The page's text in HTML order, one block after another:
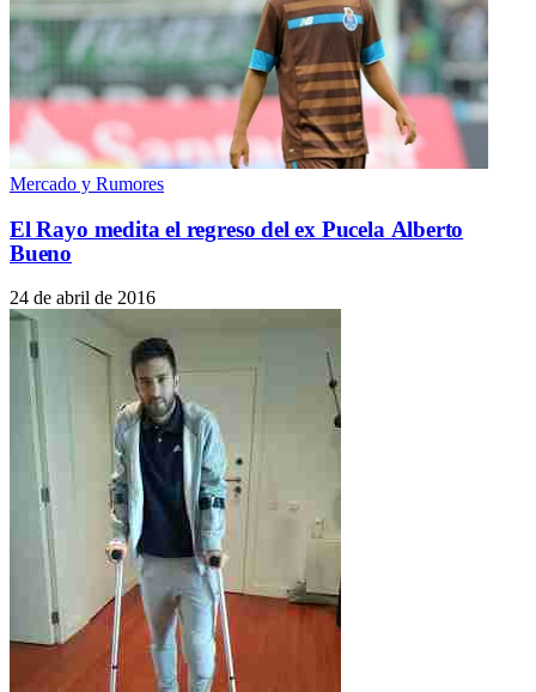
Mercado y Rumores
El Rayo medita el regreso del ex Pucela Alberto
Bueno
24 de abril de 2016